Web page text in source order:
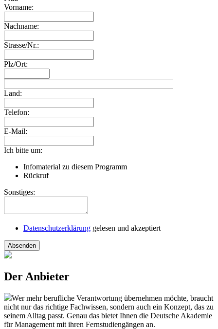
Vorname:
Nachname:
Strasse/Nr.:
Plz/Ort:
Land:
Telefon:
E-Mail:
Ich bitte um:
Infomaterial zu diesem Programm
Rückruf
Sonstiges:
Datenschutzerklärung gelesen und akzeptiert
Absenden
Der Anbieter
Wer mehr berufliche Verantwortung übernehmen möchte, braucht
nicht nur das richtige Fachwissen, sondern auch ein Konzept, das zu
seinem Alltag passt. Genau das bietet Ihnen die Deutsche Akademie
für Management mit ihren Fernstudiengängen an.